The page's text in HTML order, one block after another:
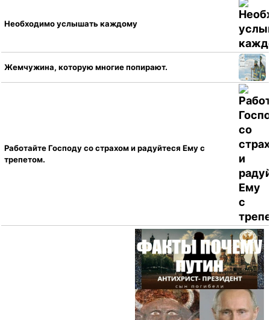
Необходимо услышать каждому
Жемчужина, которую многие попирают.
Работайте Господу со страхом и радуйтеся Ему с
трепетом.